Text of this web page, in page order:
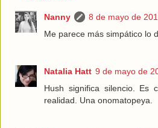
Nanny
8 de mayo de
Me parece más simpático lo
Natalia Hatt 9 de mayo de
Hush significa silencio. Es
realidad. Una onomatopeya.